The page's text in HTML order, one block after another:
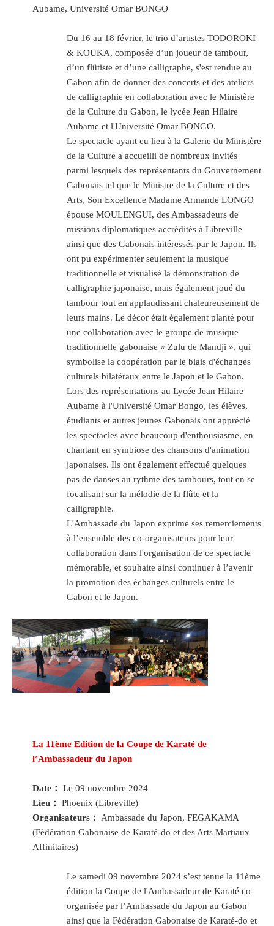
Aubame, Université Omar BONGO
Du 16 au 18 février, le trio d’artistes TODOROKI
& KOUKA, composée d’un joueur de tambour,
d’un flûtiste et d’une calligraphe, s'est rendue au
Gabon afin de donner des concerts et des ateliers
de calligraphie en collaboration avec le Ministère
de la Culture du Gabon, le lycée Jean Hilaire
Aubame et l'Université Omar BONGO.
Le spectacle ayant eu lieu à la Galerie du Ministère
de la Culture a accueilli de nombreux invités
parmi lesquels des représentants du Gouvernement
Gabonais tel que le Ministre de la Culture et des
Arts, Son Excellence Madame Armande LONGO
épouse MOULENGUI, des Ambassadeurs de
missions diplomatiques accrédités à Libreville
ainsi que des Gabonais intéressés par le Japon. Ils
ont pu expérimenter seulement la musique
traditionnelle et visualisé la démonstration de
calligraphie japonaise, mais également joué du
tambour tout en applaudissant chaleureusement de
leurs mains. Le décor était également planté pour
une collaboration avec le groupe de musique
traditionnelle gabonaise « Zulu de Mandji », qui
symbolise la coopération par le biais d'échanges
culturels bilatéraux entre le Japon et le Gabon.
Lors des représentations au Lycée Jean Hilaire
Aubame à l'Université Omar Bongo, les élèves,
étudiants et autres jeunes Gabonais ont apprécié
les spectacles avec beaucoup d'enthousiasme, en
chantant en symbiose des chansons d'animation
japonaises. Ils ont également effectué quelques
pas de danses au rythme des tambours, tout en se
focalisant sur la mélodie de la flûte et la
calligraphie.
L'Ambassade du Japon exprime ses remerciements
à l’ensemble des co-organisateurs pour leur
collaboration dans l'organisation de ce spectacle
mémorable, et souhaite ainsi continuer à l’avenir
la promotion des échanges culturels entre le
Gabon et le Japon.
La 11ème Edition de la Coupe de Karaté de
l’Ambassadeur du Japon
Date：
Le 09 novembre 2024
Lieu：
Phoenix (Libreville)
Organisateurs：
Ambassade du Japon, FEGAKAMA
(Fédération Gabonaise de Karaté-do et des Arts Martiaux
Affinitaires)
Le samedi 09 novembre 2024 s’est tenue la 11ème
édition la Coupe de l'Ambassadeur de Karaté co-
organisée par l’Ambassade du Japon au Gabon
ainsi que la Fédération Gabonaise de Karaté-do et